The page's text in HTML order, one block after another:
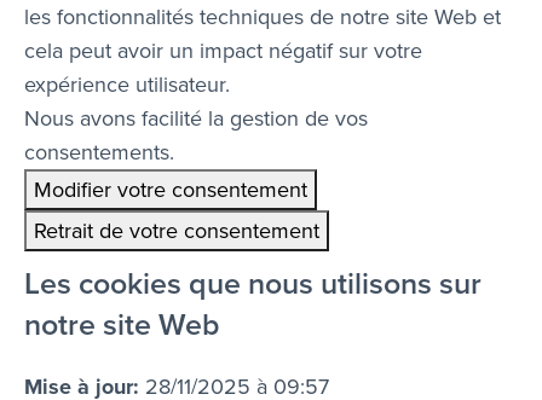
les fonctionnalités techniques de notre site Web et
cela peut avoir un impact négatif sur votre
expérience utilisateur.
Nous avons facilité la gestion de vos
consentements.
Modifier votre consentement
Retrait de votre consentement
Les cookies que nous utilisons sur
notre site Web
Mise à jour: 28/11/2025 à 09:57